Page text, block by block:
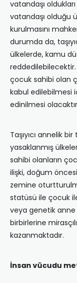
vatandaşı
vatandaşı olduğu
kurulmasını
durumda da,
ülkelerde, kamu
reddedilebilecektir.
çocuk sahibi olan
kabul edilebilmesi
edinilmesi
Taşıyıcı annelik
yasaklanmış
sahibi olanların
ilişki, doğum
zemine
statüsü ile çocuk
veya genetik
birbirlerine
kazanmaktadır.
İnsan vücudu